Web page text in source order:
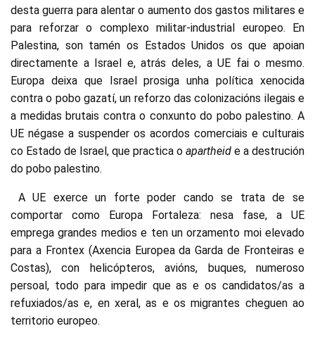
desta guerra para alentar o aumento dos gastos militares e
para reforzar o complexo militar-industrial europeo. En
Palestina, son tamén os Estados Unidos os que apoian
directamente a Israel e, atrás deles, a UE fai o mesmo.
Europa deixa que Israel prosiga unha política xenocida
contra o pobo gazatí, un reforzo das colonizacións ilegais e
a medidas brutais contra o conxunto do pobo palestino. A
UE négase a suspender os acordos comerciais e culturais
co Estado de Israel, que practica o apartheid e a destrución
do pobo palestino.
A UE exerce un forte poder cando se trata de se
comportar como Europa Fortaleza: nesa fase, a UE
emprega grandes medios e ten un orzamento moi elevado
para a Frontex (Axencia Europea da Garda de Fronteiras e
Costas), con helicópteros, avións, buques, numeroso
persoal, todo para impedir que as e os candidatos/as a
refuxiados/as e, en xeral, as e os migrantes cheguen ao
territorio europeo.